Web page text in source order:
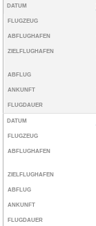
DATUM
FLUGZEUG
ABFLUGHAFEN
ZIELFLUGHAFEN
ABFLUG
ANKUNFT
FLUGDAUER
DATUM
FLUGZEUG
ABFLUGHAFEN
ZIELFLUGHAFEN
ABFLUG
ANKUNFT
FLUGDAUER